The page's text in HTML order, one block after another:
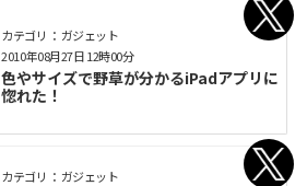
カテゴリ： ガジェット
色やサイズで野草が分かるiPadアプリに
惚れた！
2010年08月27日 12時00分
カテゴリ： ガジェット